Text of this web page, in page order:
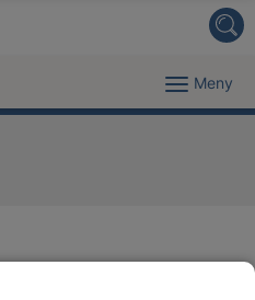
Meny